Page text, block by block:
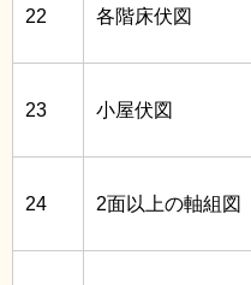
22 各階床伏図
23 小屋伏図
24 2面以上の軸組図